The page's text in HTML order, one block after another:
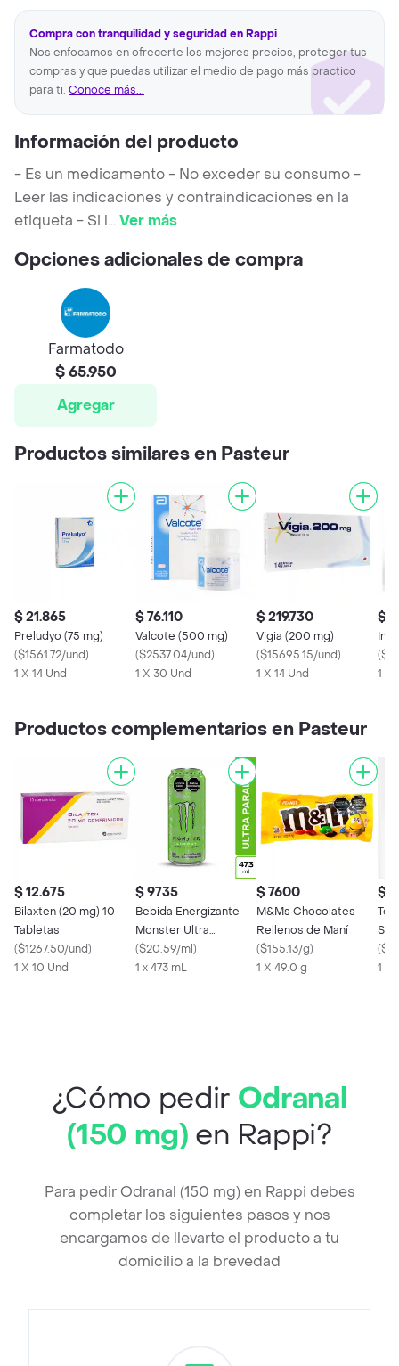
Compra con tranquilidad y seguridad en Rappi
Nos enfocamos en ofrecerte los mejores precios, proteger tus
compras y que puedas utilizar el medio de pago más practico
para ti. Conoce más...
Información del producto
- Es un medicamento - No exceder su consumo -
Leer las indicaciones y contraindicaciones en la
etiqueta - Si l...Ver más
Opciones adicionales de compra
Farmatodo
$ 65.950
Agregar
Productos similares en Pasteur
$ 21.865
Preludyo (75 mg)
($1561.72/und)
1 X 14 Und
$ 76.110
Valcote (500 mg)
($2537.04/und)
1 X 30 Und
$ 219.730
Vigia (200 mg)
($15695.15/und)
1 X 14 Und
$
(
1 X
Productos complementarios en Pasteur
$ 12.675
Bilaxten (20 mg) 10
Tabletas
($1267.50/und)
1 X 10 Und
$ 9735
Bebida Energizante
Monster Ultra
Paradise 473 ml
($20.59/ml)
1 x 473 mL
$ 7600
M&Ms Chocolates
Rellenos de Maní
($155.13/g)
1 X 49.0 g
$
(
1 X
¿Cómo pedir Odranal
(150 mg) en Rappi?
Para pedir Odranal (150 mg) en Rappi debes
completar los siguientes pasos y nos
encargamos de llevarte el producto a tu
domicilio a la brevedad